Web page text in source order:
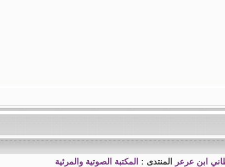
ابن عرعر المنتدى : المكتبة الصوتية والمرئية